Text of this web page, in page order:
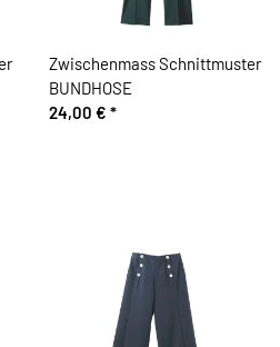
Zwischenmass Schnittmuster
BUNDHOSE
24,00 € *